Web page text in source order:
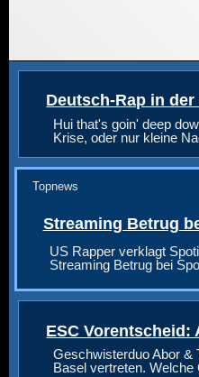
Deutsch-Rap in
Hui that's goin' deep
Krise, oder nur kleine
Topnews
Streaming Betrug
US Rapper verklagt
Streaming Betrug bei
ESC Vorentscheid:
Geschwisterduo Abor &
Basel vertreten.